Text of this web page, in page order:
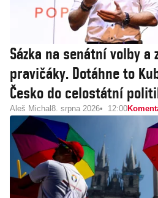
Sázka na senátní volby a
pravičáky. Dotáhne to
Česko do celostátní
Aleš Michal 8. srpna 2026 12:00